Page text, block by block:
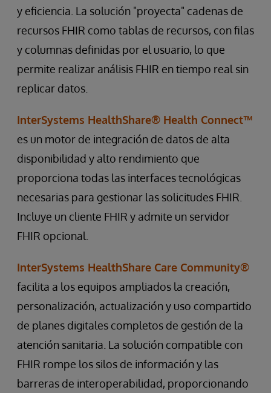
y eficiencia. La solución "proyecta" cadenas de
recursos FHIR como tablas de recursos, con filas
y columnas definidas por el usuario, lo que
permite realizar análisis FHIR en tiempo real sin
replicar datos.
InterSystems HealthShare® Health Connect™
es un motor de integración de datos de alta
disponibilidad y alto rendimiento que
proporciona todas las interfaces tecnológicas
necesarias para gestionar las solicitudes FHIR.
Incluye un cliente FHIR y admite un servidor
FHIR opcional.
InterSystems HealthShare Care Community®
facilita a los equipos ampliados la creación,
personalización, actualización y uso compartido
de planes digitales completos de gestión de la
atención sanitaria. La solución compatible con
FHIR rompe los silos de información y las
barreras de interoperabilidad, proporcionando